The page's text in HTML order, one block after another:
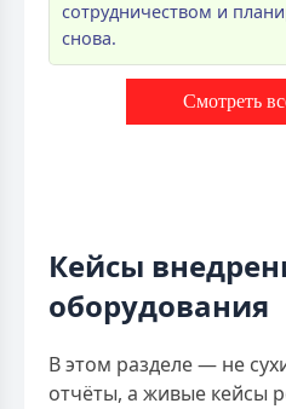
сотрудничеством и
снова.
Смотреть
Кейсы
оборудования
В этом разделе — не
отчёты, а живые кейсы